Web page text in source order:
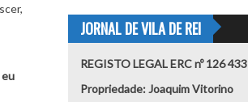
JORNAL DE VILA DE REI
REGISTO LEGAL ERC nº 126 433
Propriedade: Joaquim Vitorino